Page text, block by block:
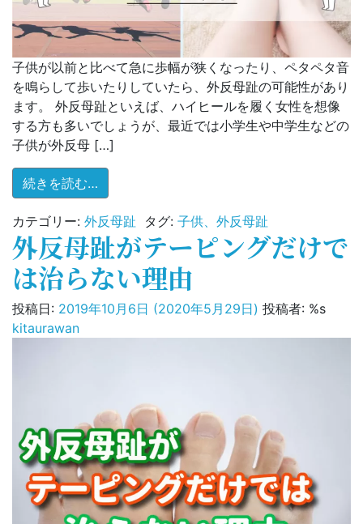
子供が以前と比べて急に歩幅が狭くなったり、ペタペタ音
を鳴らして歩いたりしていたら、外反母趾の可能性があり
ます。 外反母趾といえば、ハイヒールを履く女性を想像
する方も多いでしょうが、最近では小学生や中学生などの
子供が外反母 […]
続きを読む…
カテゴリー: 外反母趾 タグ: 子供、外反母趾
外反母趾がテーピングだけで
は治らない理由
投稿日: 2019年10月6日 (2020年5月29日) 投稿者: %s
kitaurawan